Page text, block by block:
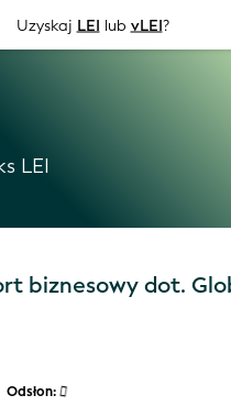
Uzyskaj LEI lub vLEI?
LEI
biznesowy dot.
Odsłon: